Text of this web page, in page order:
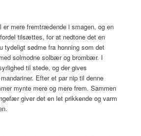
er mere fremtrædende i smagen, og en
tilsættes, for at nedtone det en
tydeligt sødme fra honning som det
solmodne solbær og brombær. I
til stede, og der gives
Efter et par nip til denne
mynte mere og mere frem. Sammen
giver det en let prikkende og varm